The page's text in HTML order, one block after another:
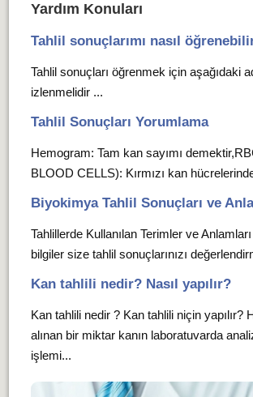
Yardım Konuları
Tahlil sonuçlarımı nasıl
Tahlil sonuçları öğrenmek için aşağıdaki
izlenmelidir ...
Tahlil Sonuçları Yorumlama
Hemogram: Tam kan sayımı
BLOOD CELLS): Kırmızı kan
Biyokimya Tahlil Sonuçları ve
Tahlillerde Kullanılan Terimler ve
bilgiler size tahlil sonuçlarınızı
Kan tahlili nedir? Nasıl yapılır?
Kan tahlili nedir ? Kan tahlili niçin yapılır?
alınan bir miktar kanın laboratuvarda
işlemi...